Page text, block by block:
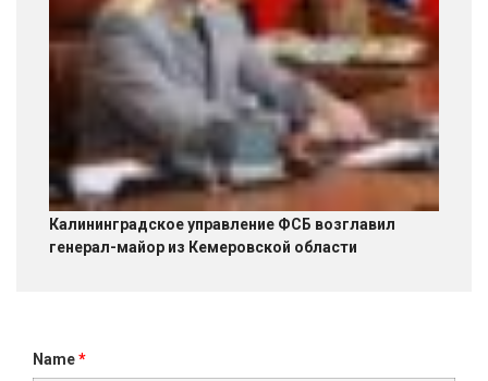
Калининградское управление ФСБ возглавил
генерал-майор из Кемеровской области
Name*